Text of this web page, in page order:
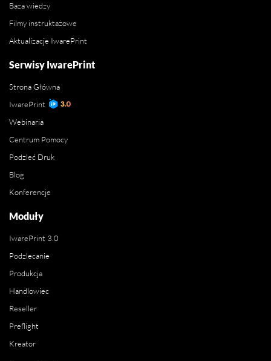
Baza wiedzy
Filmy instruktażowe
Aktualizacje IwarePrint
Serwisy IwarePrint
Strona Główna
IwarePrint
Webinaria
Centrum Pomocy
Podzleć Druk
Blog
Konferencje
Moduły
IwarePrint 3.0
Podzlecanie
Produkcja
Handlowiec
Reseller
Preflight
Kreator